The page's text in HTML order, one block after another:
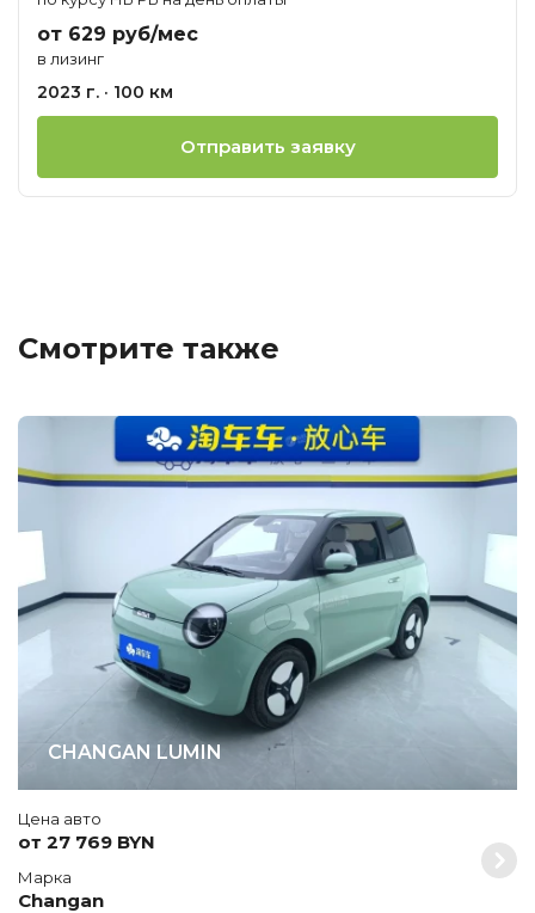
от 629 руб/мес
в лизинг
2023 г. · 100 км
Отправить заявку
Смотрите также
CHANGAN LUMIN
Цена авто
от 27 769 BYN
Марка
Changan